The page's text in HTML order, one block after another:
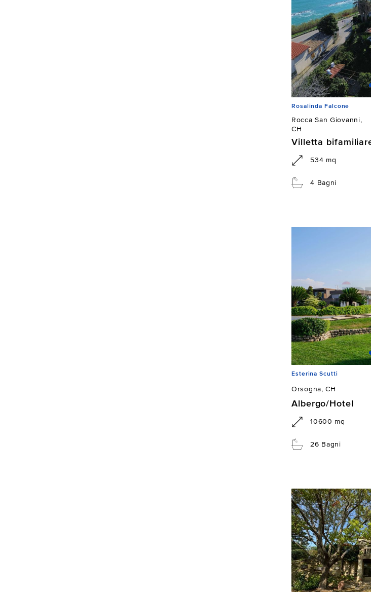
Rosalinda Falcone
Rocca San Giovanni,
CH
Villetta
534 mq
4 Bagni
Esterina Scutti
Orsogna, CH
Albergo/Hotel
10600 mq
26 Bagni